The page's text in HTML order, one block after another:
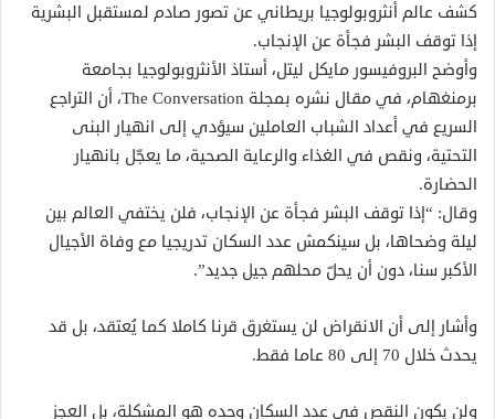
كشف عالم أنثروبولوجيا بريطاني عن تصور صادم لمستقبل البشرية
إذا توقف البشر فجأة عن الإنجاب.
وأوضح البروفيسور مايكل ليتل، أستاذ الأنثروبولوجيا بجامعة
برمنغهام، في مقال نشره بمجلة The Conversation، أن التراجع
السريع في أعداد الشباب العاملين سيؤدي إلى انهيار البنى
التحتية، ونقص في الغذاء والرعاية الصحية، ما يعجّل بانهيار
الحضارة.
وقال: “إذا توقف البشر فجأة عن الإنجاب، فلن يختفي العالم بين
ليلة وضحاها، بل سينكمش عدد السكان تدريجيا مع وفاة الأجيال
الأكبر سنا، دون أن يحلّ محلهم جيل جديد”.
وأشار إلى أن الانقراض لن يستغرق قرنا كاملا كما يُعتقد، بل قد
يحدث خلال 70 إلى 80 عاما فقط.
ولن يكون النقص في عدد السكان وحده هو المشكلة، بل العجز